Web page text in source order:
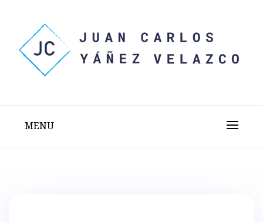
content
MENU